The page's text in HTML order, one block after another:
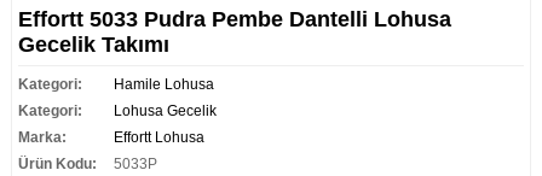
Effortt 5033 Pudra Pembe Dantelli Lohusa
Gecelik Takımı
Kategori:
Hamile Lohusa
Kategori:
Lohusa Gecelik
Marka:
Effortt Lohusa
Ürün Kodu:
5033P